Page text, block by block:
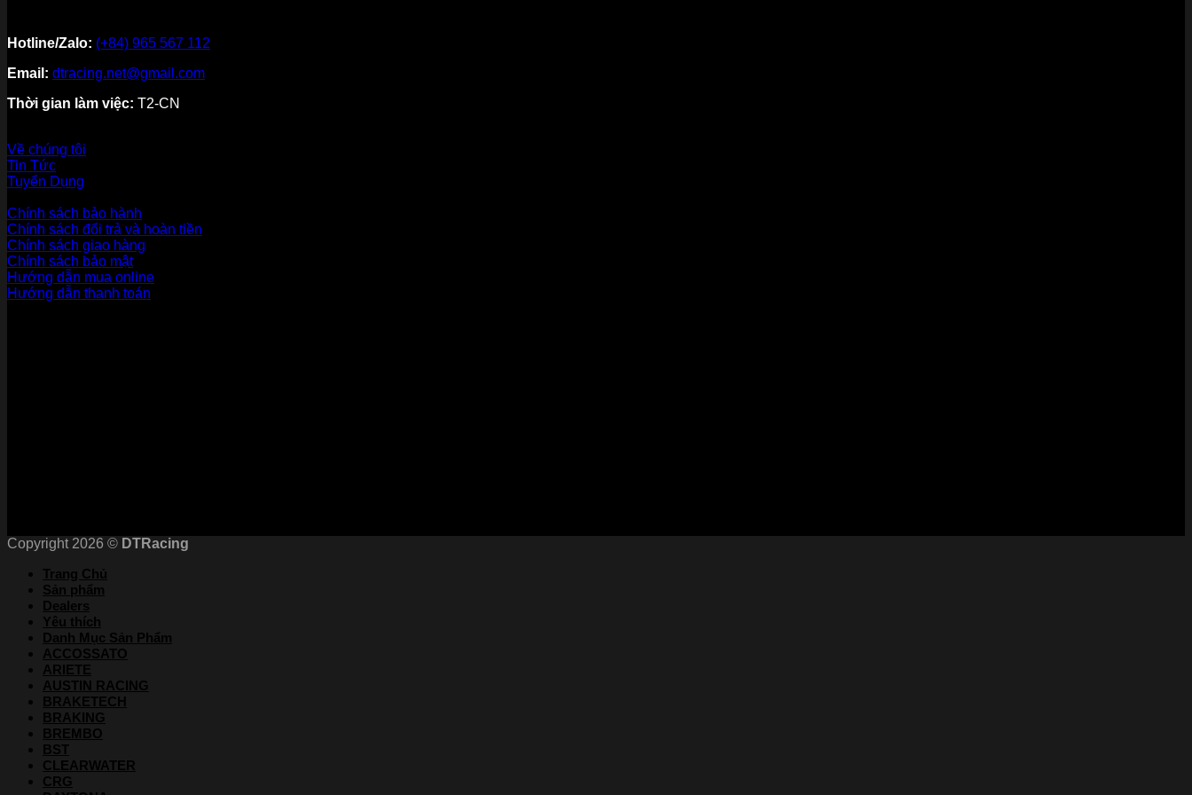
Hotline/Zalo: (+84) 965 567 112
Email: dtracing.net@gmail.com
Thời gian làm việc: T2-CN
Về chúng tôi
Tin Tức
Tuyển Dụng
Chính sách bảo hành
Chính sách đổi trả và hoàn tiền
Chính sách giao hàng
Chính sách bảo mật
Hướng dẫn mua online
Hướng dẫn thanh toán
Copyright 2026 © DTRacing
Trang Chủ
Sản phẩm
Dealers
Yêu thích
Danh Mục Sản Phẩm
ACCOSSATO
ARIETE
AUSTIN RACING
BRAKETECH
BRAKING
BREMBO
BST
CLEARWATER
CRG